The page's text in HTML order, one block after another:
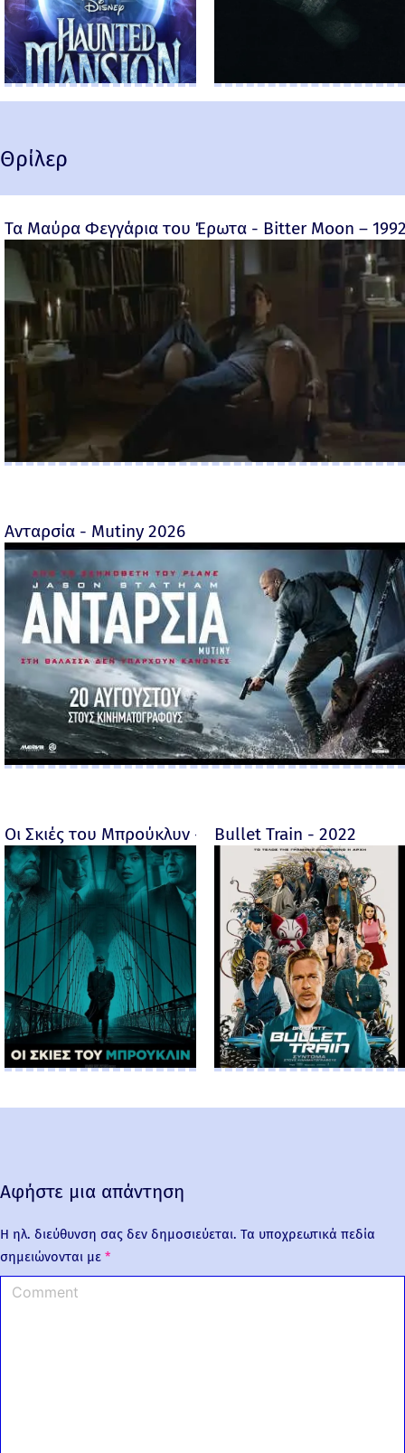
Θρίλερ
Τα Μαύρα Φεγγάρια του Έρωτα - Bitter Moon –
Ανταρσία - Mutiny 2026
Οι Σκιές του Μπρούκλυν - Motherless Brooklyn -
Bullet Train - 2022
Αφήστε μια απάντηση
Η ηλ. διεύθυνση σας δεν δημοσιεύεται. Τα υποχρεωτικά πεδία
σημειώνονται με *